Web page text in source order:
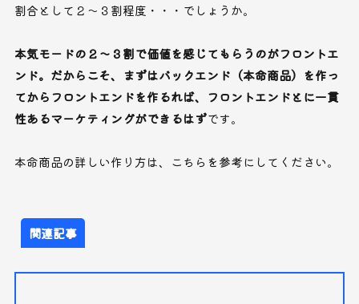
割合として２〜３割程度・・・でしょうか。
本気モードの２〜３割で価値を感じてもらうのがフロントエ
ンド。だからこそ、まずはバックエンド（本命商品）を作っ
てからフロントエンドを作るれば、フロントエンドとに一貫
性あるマーケティングができるはずです。
本命商品の詳しい作り方は、こちらを参考にしてください。
関連記事